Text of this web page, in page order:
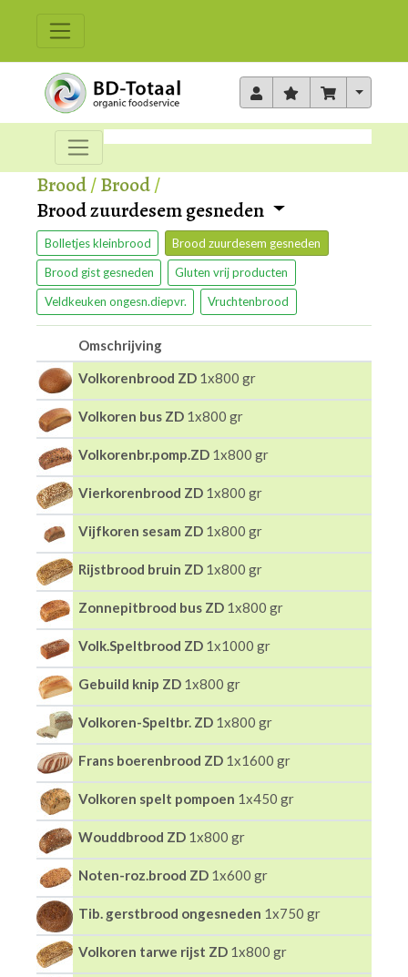
Toggle
Brood/Brood/
Brood zuurdesem gesneden
Bolletjes kleinbrood Brood zuurdesem gesneden
Brood gist gesneden Gluten vrij producten
Veldkeuken ongesn.diepvr. Vruchtenbrood
Omschrijving
Volkorenbrood ZD 1x800 gr
Volkoren bus ZD 1x800 gr
Volkorenbr.pomp.ZD 1x800 gr
Vierkorenbrood ZD 1x800 gr
Vijfkoren sesam ZD 1x800 gr
Rijstbrood bruin ZD 1x800 gr
Zonnepitbrood bus ZD 1x800 gr
Volk.Speltbrood ZD 1x1000 gr
Gebuild knip ZD 1x800 gr
Volkoren-Speltbr. ZD 1x800 gr
Frans boerenbrood ZD 1x1600 gr
Volkoren spelt pompoen 1x450 gr
Wouddbrood ZD 1x800 gr
Noten-roz.brood ZD 1x600 gr
Tib. gerstbrood ongesneden 1x750 gr
Volkoren tarwe rijst ZD 1x800 gr